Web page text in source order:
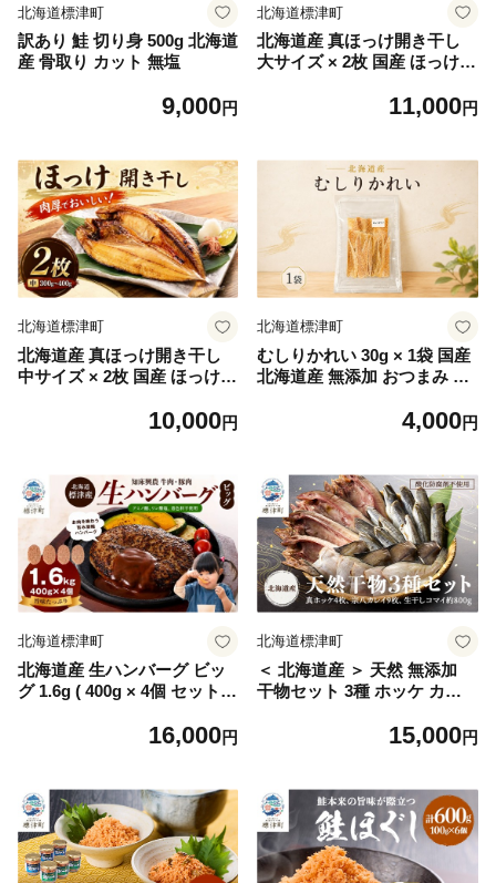
北海道標津町
訳あり 鮭 切り身 500g 北海道
産 骨取り カット 無塩
9,000円
北海道標津町
北海道産 真ほっけ開き干し
大サイズ × 2枚 国産 ほっけの
し ホッケのひらきほし ホッ
ケの開き ほっけの開き ホッ
ケのひらき ほっけのひらき干
物 干し 開き干し ひらきぼし
ひらきほし 真ほっけ 真ホッ
ケ まほっけ まホッケ ホッケ
ほっけ おかず お弁当 おべん
とう 北海道 標津町
11,000円
北海道標津町
北海道産 真ほっけ開き干し
中サイズ × 2枚 国産 ほっけ
き 開き干し ひらきぼし 肉厚
新鮮 天然 無添加 高級 お惣菜
ご飯のお供 おかず お弁当 朝
ごはん おにぎり お米 米 朝食
おべんとう ギフト 北海道 標
津町
10,000円
北海道標津町
むしりかれい 30g × 1袋 国産
北海道産 無添加 おつまみ そ
単 つまみ 珍味 かれい カレイ
介類 魚貝類 北海道 標津町
4,000円
北海道標津町
北海道産 生ハンバーグ ビッ
グ 1.6g ( 400g × 4個 セット )
保存料不使用 牛肉 豚肉 ギフ
牛 豚 肉 肉加工品 加工品 国
産肉 国産豚 国産牛 はんばー
ぐ hannba-gu 冷凍食品 ロコ
モコ ロコモコ丼 メイン 夕飯
16,000円
北海道標津町
＜ 北海道産 ＞ 天然 無添加
干物セット 3種 ホッケ カレ
袋 詰め合わせ おつまみ 酒 日
まい 干物 天然干物 天然物 セ
ット ひもの 焼き魚 天日干し
干し 一夜干し 生干し 塩 お取
り寄せ お歳暮 お中元 ギフト
15,000円